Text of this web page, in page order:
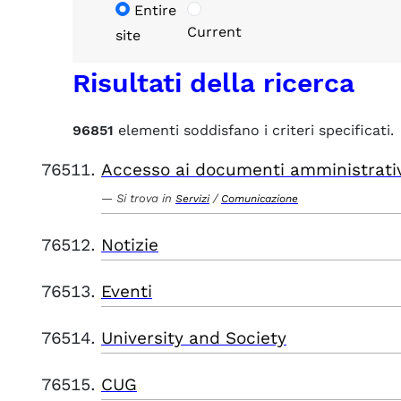
Entire
site
Current
Risultati della ricerca
96851 elementi soddisfano i criteri specificati.
Accesso ai documenti
Si trova in Servizi / Comunicazione
Notizie
Eventi
University and Society
CUG